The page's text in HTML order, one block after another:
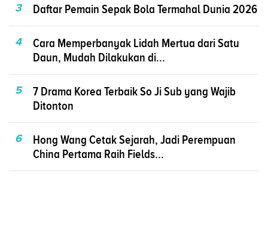
3 Daftar Pemain Sepak Bola Termahal Dunia 2026
4
Cara Memperbanyak Lidah Mertua dari Satu
Daun, Mudah Dilakukan di...
5
7 Drama Korea Terbaik So Ji Sub yang Wajib
Ditonton
6
Hong Wang Cetak Sejarah, Jadi Perempuan
China Pertama Raih Fields...